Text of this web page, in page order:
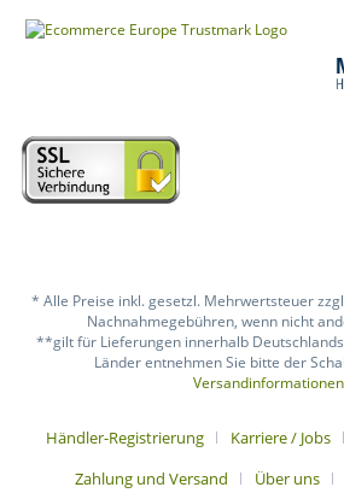
* Alle Preise inkl. gesetzl. Mehrwertsteuer
Nachnahmegebühren, wenn nicht
**gilt für Lieferungen innerhalb
Länder entnehmen Sie bitte der
Versandinformationen
Händler-Registrierung Karriere / Jobs
Zahlung und Versand
Über uns